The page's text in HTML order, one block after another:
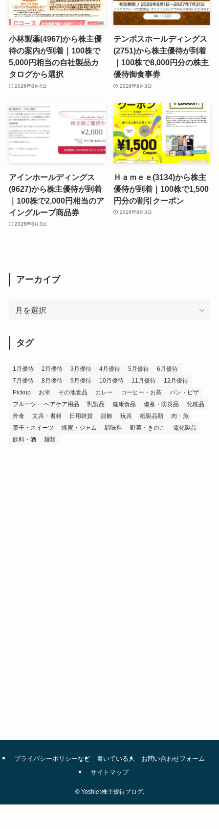
小林製薬(4967)から株主優
待の案内が到着｜100株で
5,000円相当の自社製品カ
タログから選択
2026年8月4日
テンポスホールディングス
(2751)から株主優待が到着
｜100株で8,000円分の株主
優待御食事券
2026年8月3日
アインホールディングス
(9627)から株主優待が到着
｜100株で2,000円相当のア
イングループ商品券
2026年8月3日
Ｈａｍｅｅ(3134)から株主
優待が到着｜100株で1,500
円分の割引クーポン
2026年8月3日
アーカイブ
タグ
1月優待 2月優待 3月優待 4月優待 5月優待
6月優待
7月優待
8月優待 9月優待 10月優待 11月優待
12月優待
Pickup
お米 その他食品 カレー コーヒー・お茶
パン・ピザ
フルーツ
ヘアケア用品 乳製品 健康食品 備蓄・防災品
化粧品
外食
文具・書籍 日用雑貨 服飾 玩具 紙製品類
肉・魚
菓子・スイーツ
蜂蜜・ジャム 調味料 野菜・きのこ
電化製品
飲料・酒
麺類
プライバシーポリシーなど 書いている人
お問い合わせフォーム
サイトマップ
©Yoshiの株主優待ブログ.